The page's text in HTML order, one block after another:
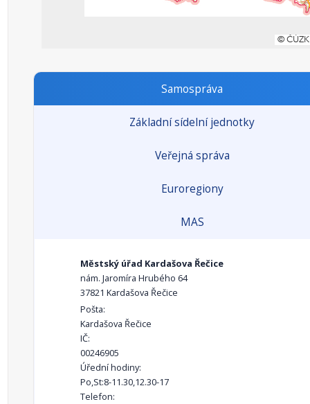
Samospráva
Základní sídelní jednotky
Veřejná správa
Euroregiony
MAS
Městský úřad Kardašova Řečice
nám. Jaromíra Hrubého 64
37821 Kardašova Řečice
Pošta:
Kardašova Řečice
IČ:
00246905
Úřední hodiny:
Po,St:8-11.30,12.30-17
Telefon: